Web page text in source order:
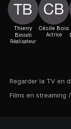
Regarder la TV en
Films en streaming /
Thierry
Binisti
Réalisateur
Cécile Bois
Actrice